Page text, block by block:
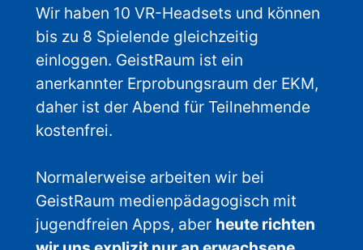
Wir haben 10 VR-Headsets und können
bis zu 8 Spielende gleichzeitig
einloggen. GeistRaum ist ein
anerkannter Erprobungsraum der EKM,
daher ist der Abend für Teilnehmende
kostenfrei.
Normalerweise arbeiten wir bei
GeistRaum medienpädagogisch mit
jugendfreien Apps, aber heute richten